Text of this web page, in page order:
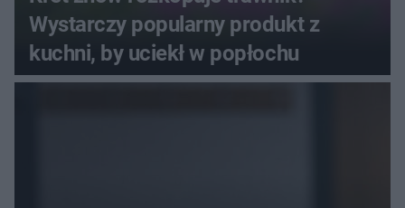
Wystarczy popularny produkt z
kuchni, by uciekł w popłochu